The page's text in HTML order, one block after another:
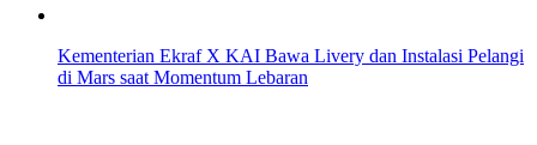
Kementerian Ekraf X KAI Bawa Livery dan Instalasi Pelangi
di Mars saat Momentum Lebaran